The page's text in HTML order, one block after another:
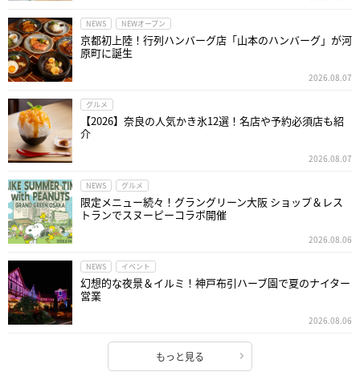
NEWS NEWオープン
京都初上陸！行列ハンバーグ店「山本のハンバーグ」が河
原町に誕生
2026.08.07
グルメ
【2026】奈良の人気かき氷12選！名店や予約必須店も紹
介
2026.08.07
NEWS グルメ
限定メニュー続々！グラングリーン大阪 ショップ＆レス
トランでスヌーピーコラボ開催
2026.08.06
NEWS イベント
幻想的な夜景＆イルミ！神戸布引ハーブ園で夏のナイター
営業
2026.08.06
もっと見る